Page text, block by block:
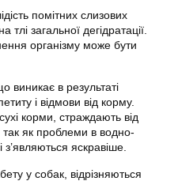
помітних слизових
загальної дегідратації.
організму може бути
виникає в результаті
і відмови від корму.
корми, страждають від
як проблеми в водно-
яскравіше.
у собак, відрізняються